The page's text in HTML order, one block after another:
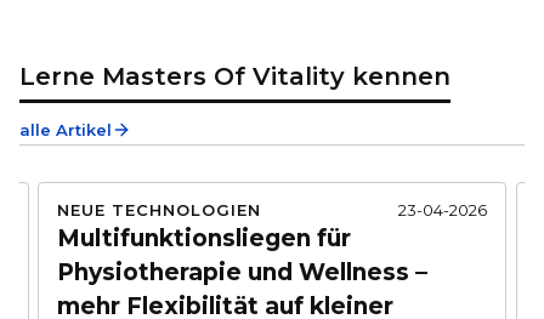
Lerne Masters Of Vitality kennen
alle Artikel
NEUE TECHNOLOGIEN 23-04-2026
Multifunktionsliegen für
Physiotherapie und Wellness –
mehr Flexibilität auf kleiner